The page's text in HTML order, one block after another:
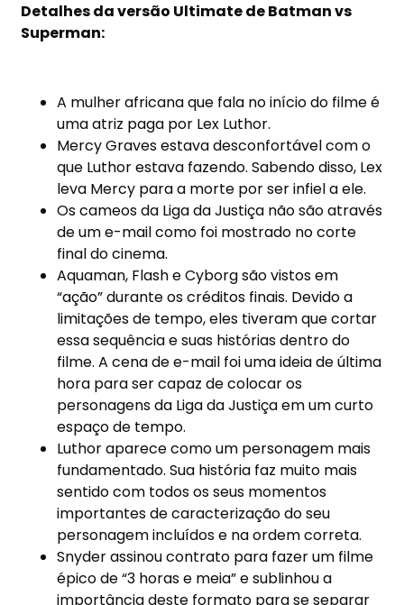
Detalhes da versão Ultimate de Batman vs
Superman:
A mulher africana que fala no início do filme é
uma atriz paga por Lex Luthor.
Mercy Graves estava desconfortável com o
que Luthor estava fazendo. Sabendo disso, Lex
leva Mercy para a morte por ser infiel a ele.
Os cameos da Liga da Justiça não são através
de um e-mail como foi mostrado no corte
final do cinema.
Aquaman, Flash e Cyborg são vistos em
“ação” durante os créditos finais. Devido a
limitações de tempo, eles tiveram que cortar
essa sequência e suas histórias dentro do
filme. A cena de e-mail foi uma ideia de última
hora para ser capaz de colocar os
personagens da Liga da Justiça em um curto
espaço de tempo.
Luthor aparece como um personagem mais
fundamentado. Sua história faz muito mais
sentido com todos os seus momentos
importantes de caracterização do seu
personagem incluídos e na ordem correta.
Snyder assinou contrato para fazer um filme
épico de “3 horas e meia” e sublinhou a
importância deste formato para se separar